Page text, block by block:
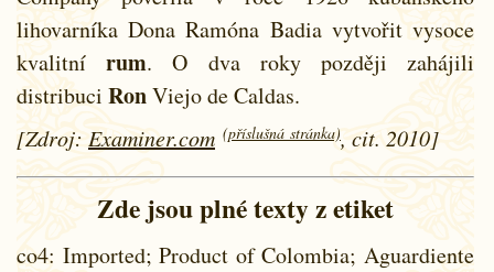
lihovarníka Dona Ramóna Badia vytvořit vysoce
kvalitnírum. O dva roky později zahájili
distribuci RonViejo de Caldas.
[Zdroj: Examiner.com (příslušná stránka), cit. 2010]
Zde jsou plné texty z etiket
co4: Imported; Product of Colombia; Aguardiente